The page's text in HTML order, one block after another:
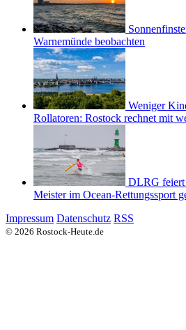
Warnemünde beobachten
Weniger
Rollatoren: Rostock rechnet mit
DLRG feiert
Meister im Ocean-Rettungssport
Impressum Datenschutz RSS
© 2026 Rostock-Heute.de